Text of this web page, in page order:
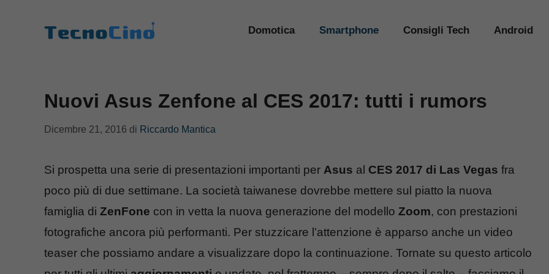
Domotica Smartphone Consigli Tech Android
Nuovi Asus Zenfone al CES 2017: tutti i rumors
Dicembre 21, 2016 di Riccardo Mantica
Si prospetta una serie di presentazioni importanti per Asus al CES 2017 di Las Vegas fra
poco più di due settimane. La società taiwanese dovrebbe mettere sul piatto la nuova
famiglia di ZenFone con in vetta la nuova generazione del modello Zoom, con prestazioni
fotografiche ancora più performanti. Per stuzzicare l’attenzione è apparso anche un video
teaser che possiamo andare a visualizzare dopo la continuazione. Tornate su questo articolo